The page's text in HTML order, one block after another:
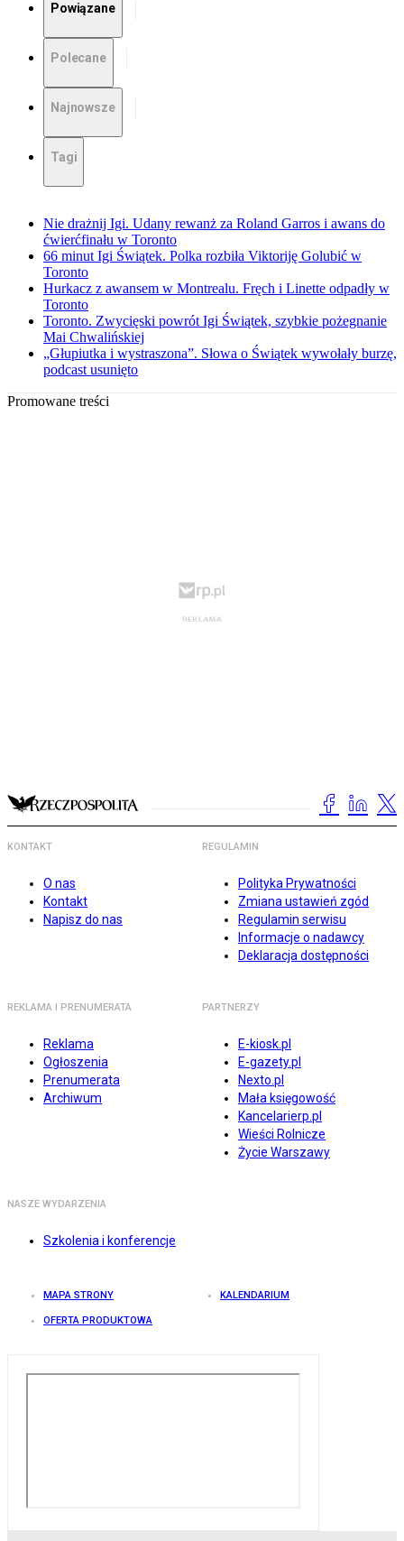
Powiązane
Polecane
Najnowsze
Tagi
Nie drażnij Igi. Udany rewanż za Roland Garros i awans do
ćwierćfinału w Toronto
66 minut Igi Świątek. Polka rozbiła Viktoriję Golubić w
Toronto
Hurkacz z awansem w Montrealu. Fręch i Linette odpadły w
Toronto
Toronto. Zwycięski powrót Igi Świątek, szybkie pożegnanie
Mai Chwalińskiej
„Głupiutka i wystraszona”. Słowa o Świątek wywołały burzę,
podcast usunięto
Promowane treści
KONTAKT
O nas
Kontakt
Napisz do nas
REGULAMIN
Polityka Prywatności
Zmiana ustawień zgód
Regulamin serwisu
Informacje o nadawcy
Deklaracja dostępności
REKLAMA I PRENUMERATA
Reklama
Ogłoszenia
Prenumerata
Archiwum
PARTNERZY
E-kiosk.pl
E-gazety.pl
Nexto.pl
Mała księgowość
Kancelarierp.pl
Wieści Rolnicze
Życie Warszawy
NASZE WYDARZENIA
Szkolenia i konferencje
MAPA STRONY KALENDARIUM
OFERTA PRODUKTOWA